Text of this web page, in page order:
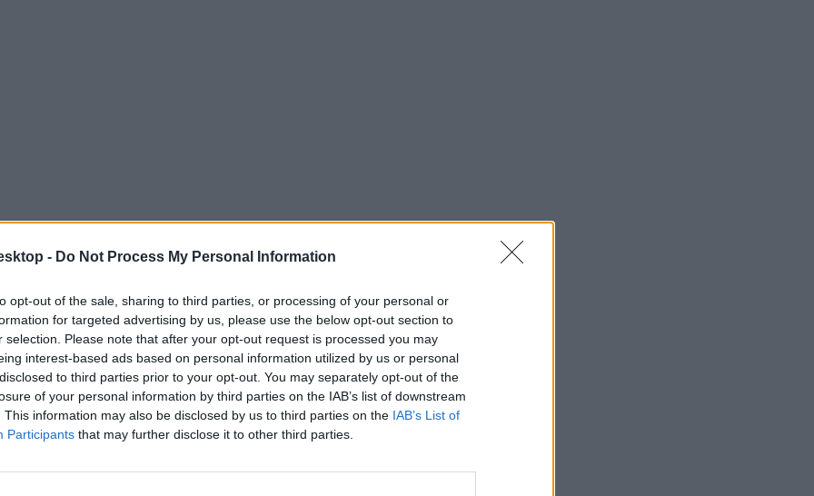
- Do Not Process My Personal Information
opt-out of the sale, sharing to third parties, or processing of your personal or
for targeted advertising by us, please use the below opt-out section to
selection. Please note that after your opt-out request is processed you may
interest-based ads based on personal information utilized by us or personal
to third parties prior to your opt-out. You may separately opt-out of the
of your personal information by third parties on the IAB’s list of downstream
This information may also be disclosed by us to third parties on the IAB’s List of
Participants that may further disclose it to other third parties.